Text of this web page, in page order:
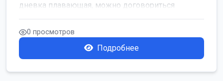
дневка плавающая, можно договориться
работать б...
0 просмотров
Подробнее